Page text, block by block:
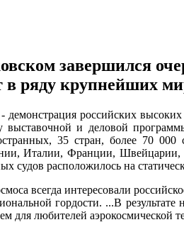
завершился
в ряду крупнейших
российских
выставочной и деловой
35 стран, более 70
Италии, Франции,
судов расположилось на
всегда интересовали
гордости. ...В
для любителей